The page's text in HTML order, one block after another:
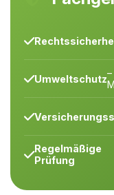
Umweltschutz
Regelmäßige
Prüfung